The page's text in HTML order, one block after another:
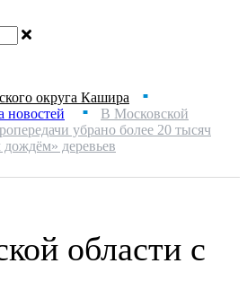
округа Кашира ■
новостей ■
В Московской
убрано более 20 тысяч
деревьев
области с